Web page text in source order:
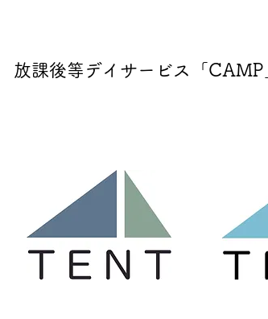
放課後等デイサービス「CAMP